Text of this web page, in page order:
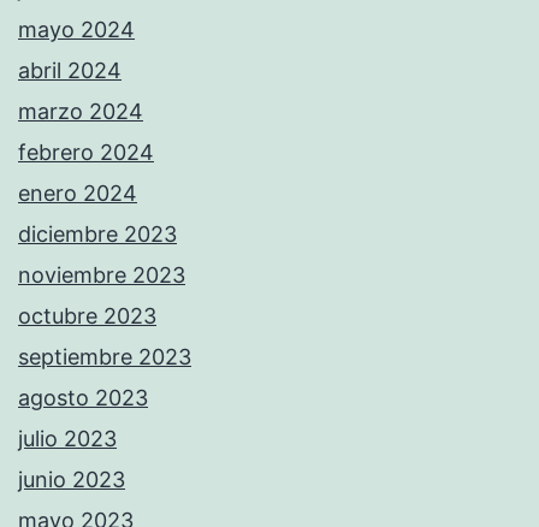
mayo 2024
abril 2024
marzo 2024
febrero 2024
enero 2024
diciembre 2023
noviembre 2023
octubre 2023
septiembre 2023
agosto 2023
julio 2023
junio 2023
mayo 2023